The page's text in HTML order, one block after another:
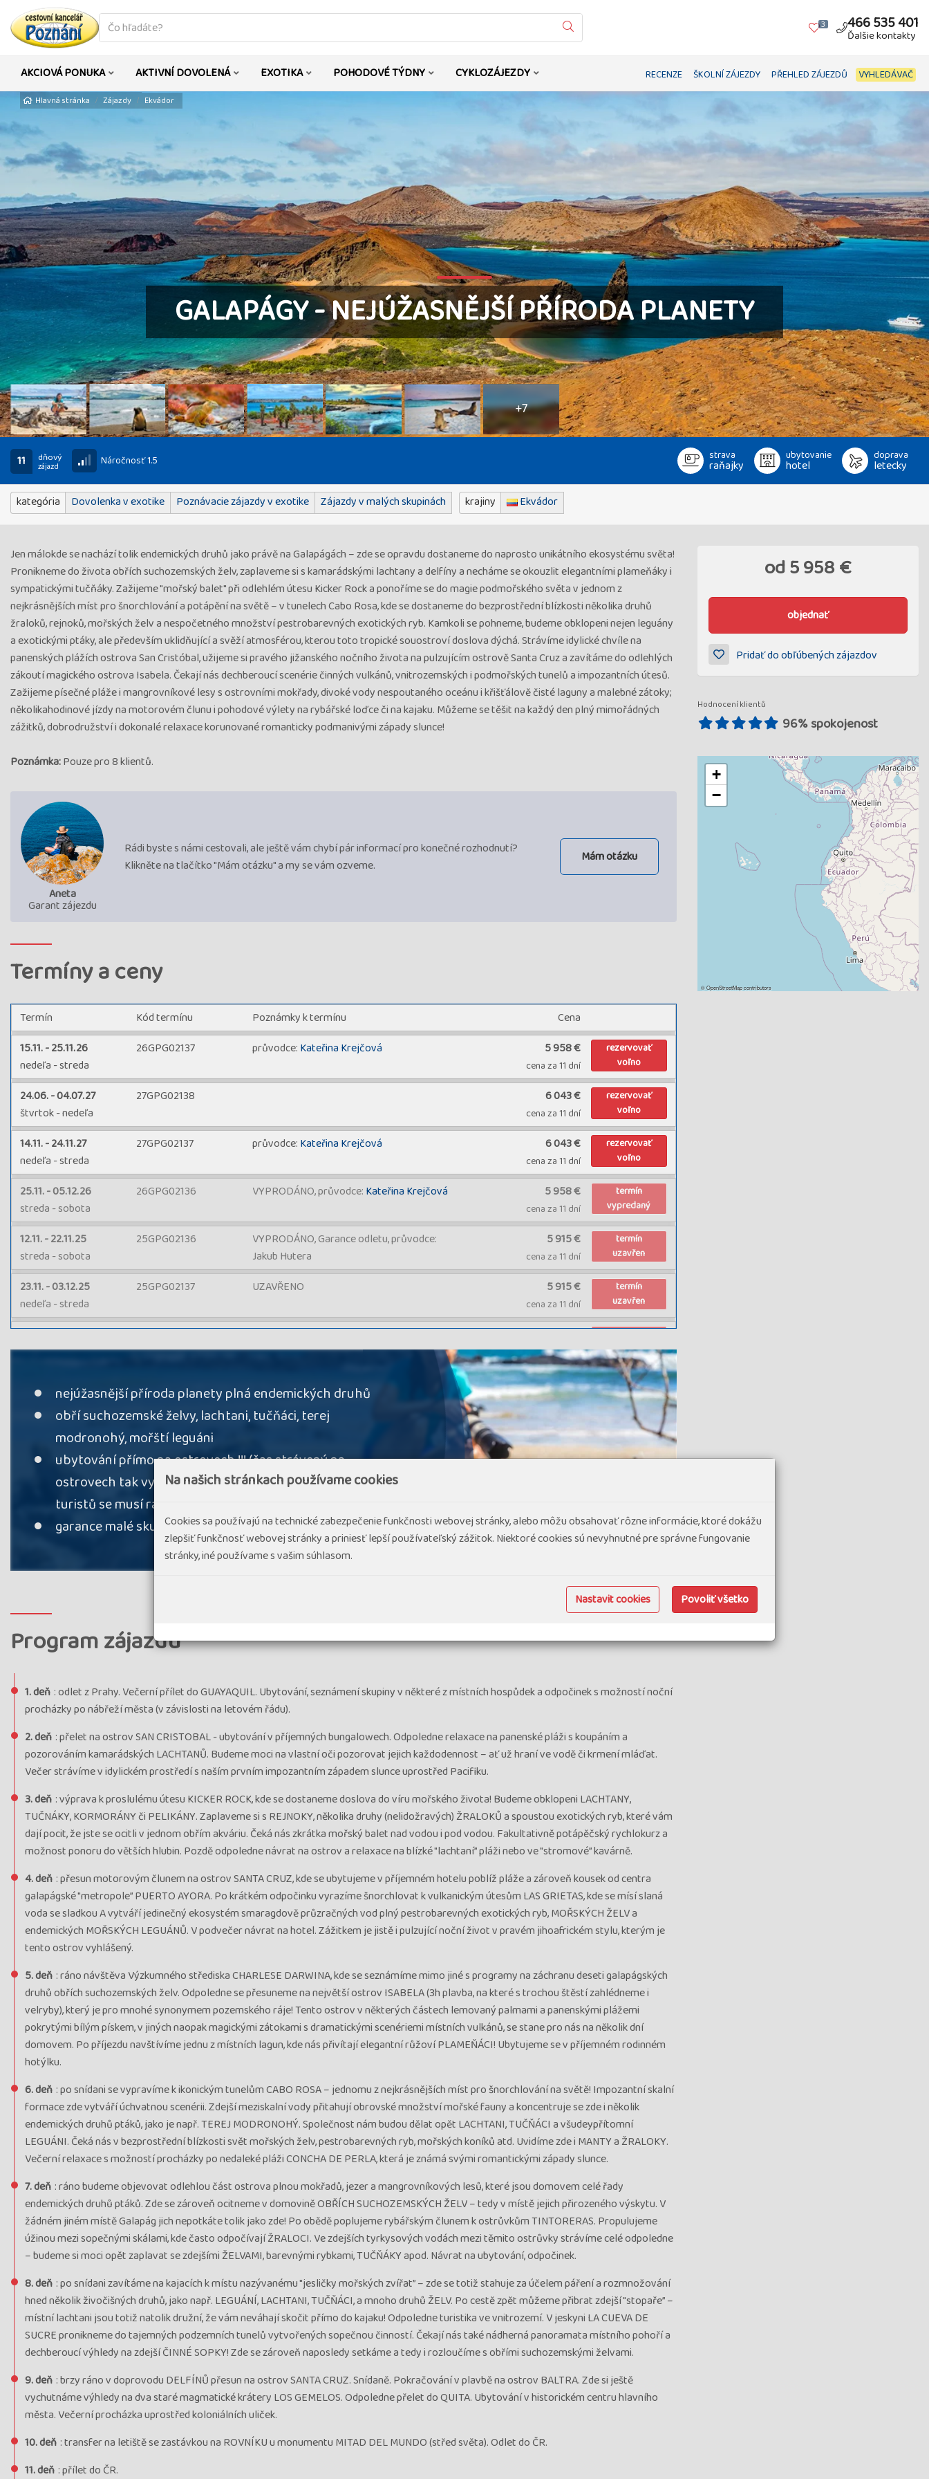
co
hledáte
Vyhledat 3 466 535 401
Ďalšie kontakty
AKCIOVÁ PONUKA AKTIVNÍ DOVOLENÁ EXOTIKA POHODOVÉ TÝDNY CYKLOZÁJEZDY RECENZE ŠKOLNÍ ZÁJEZDY PŘEHLED ZÁJEZDŮ VYHLEDÁVAČ
Hlavná stránka Zájazdy Ekvádor
GALAPÁGY - NEJÚŽASNĚJŠÍ PŘÍRODA PLANETY
+7
11 dňový
zájazd Náročnosť 1.5 strava
raňajky
ubytovanie
hotel
doprava
letecky
kategória Dovolenka v exotike Poznávacie zájazdy v exotike Zájazdy v malých skupinách krajiny Ekvádor
od5 958 €
objednať
Pridať do obľúbených zájazdov
Hodnocení klientů
96% spokojenost
+
−
©OpenStreetMapcontributors
Jen málokde se nachází tolik endemických druhů jako právě na Galapágách – zde se opravdu dostaneme do naprosto unikátního ekosystému světa!
Pronikneme do života obřích suchozemských želv, zaplaveme si s kamarádskými lachtany a delfíny a necháme se okouzlit elegantními plameňáky i
sympatickými tučňáky. Zažijeme "mořský balet" při odlehlém útesu Kicker Rock a ponoříme se do magie podmořského světa v jednom z
nejkrásnějších míst pro šnorchlování a potápění na světě – v tunelech Cabo Rosa, kde se dostaneme do bezprostřední blízkosti několika druhů
žraloků, rejnoků, mořských želv a nespočetného množství pestrobarevných exotických ryb. Kamkoli se pohneme, budeme obklopeni nejen leguány
a exotickými ptáky, ale především uklidňující a svěží atmosférou, kterou toto tropické souostroví doslova dýchá. Strávíme idylické chvíle na
panenských plážích ostrova San Cristóbal, užijeme si pravého jižanského nočního života na pulzujícím ostrově Santa Cruz a zavítáme do odlehlých
zákoutí magického ostrova Isabela. Čekají nás dechberoucí scenérie činných vulkánů, vnitrozemských i podmořských tunelů a impozantních útesů.
Zažijeme písečné pláže i mangrovníkové lesy s ostrovními mokřady, divoké vody nespoutaného oceánu i křišťálově čisté laguny a malebné zátoky;
několikahodinové jízdy na motorovém člunu i pohodové výlety na rybářské loďce či na kajaku. Můžeme se těšit na každý den plný mimořádných
zážitků, dobrodružství i dokonalé relaxace korunované romanticky podmanivými západy slunce!
Poznámka:Pouze pro 8 klientů.
Aneta
Garant zájezdu
Rádi byste s námi cestovali, ale ještě vám chybí pár informací pro konečné rozhodnutí?
Klikněte na tlačítko "Mám otázku" a my se vám ozveme.
Mám otázku
Termíny a ceny
Termín Poznámky k termínu
Kód termínu Cena
12.11. - 22.11.25
streda - sobota
VYPRODÁNO, Garance odletu, průvodce:
Jakub Hutera
25GPG02136 5 915 €
cena za 11 dní
termín
uzavřen
23.11. - 03.12.25
nedeľa - streda
UZAVŘENO
25GPG02137 5 915 €
cena za 11 dní
termín
uzavřen
25.06. - 05.07.26
štvrtok - nedeľa
VYPRODÁNO, Garance odletu, průvodce:
Vladimír Lemberk
26GPG02138 5 958 €
cena za 11 dní
uzavřen
15.11. - 25.11.26
nedeľa - streda
průvodce: Kateřina Krejčová
26GPG02137 5 958 €
cena za 11 dní
rezervovať
voľno
25.11. - 05.12.26
streda - sobota
VYPRODÁNO, průvodce: Kateřina Krejčová
26GPG02136 5 958 €
cena za 11 dní
termín
vypredaný
24.06. - 04.07.27
štvrtok - nedeľa
27GPG02138 6 043 €
cena za 11 dní
rezervovať
voľno
14.11. - 24.11.27
nedeľa - streda
průvodce: Kateřina Krejčová
27GPG02137 6 043 €
cena za 11 dní
rezervovať
voľno
nejúžasnější příroda planety plná endemických druhů
obří suchozemské želvy, lachtani, tučňáci, terej
modronohý, mořští leguáni
ubytování přímo na ostrovech !!! (čas strávený na
ostrovech tak využíváme na maximum, zatímco většina
turistů se musí ráno a večer přesouvat na lodě)
garance malé skupiny max. 8 klientů
Program zájazdu
1. deň : odlet z Prahy. Večerní přílet do GUAYAQUIL. Ubytování, seznámení skupiny v některé z místních hospůdek a odpočinek s možností noční
procházky po nábřeží města (v závislosti na letovém řádu).
2. deň : přelet na ostrov SAN CRISTOBAL - ubytování v příjemných bungalowech. Odpoledne relaxace na panenské pláži s koupáním a
pozorováním kamarádských LACHTANŮ. Budeme moci na vlastní oči pozorovat jejich každodennost – ať už hraní ve vodě či krmení mláďat.
Večer strávíme v idylickém prostředí s naším prvním impozantním západem slunce uprostřed Pacifiku.
3. deň : výprava k proslulému útesu KICKER ROCK, kde se dostaneme doslova do víru mořského života! Budeme obklopeni LACHTANY,
TUČNÁKY, KORMORÁNY či PELIKÁNY. Zaplaveme si s REJNOKY, několika druhy (nelidožravých) ŽRALOKŮ a spoustou exotických ryb, které vám
dají pocit, že jste se ocitli v jednom obřím akváriu. Čeká nás zkrátka mořský balet nad vodou i pod vodou. Fakultativně potápěčský rychlokurz a
možnost ponoru do větších hlubin. Pozdě odpoledne návrat na ostrov a relaxace na blízké "lachtaní” pláži nebo ve "stromové” kavárně.
4. deň : přesun motorovým člunem na ostrov SANTA CRUZ, kde se ubytujeme v příjemném hotelu poblíž pláže a zároveň kousek od centra
galapágské "metropole” PUERTO AYORA. Po krátkém odpočinku vyrazíme šnorchlovat k vulkanickým útesům LAS GRIETAS, kde se mísí slaná
voda se sladkou A vytváří jedinečný ekosystém smaragdově průzračných vod plný pestrobarevných exotických ryb, MOŘSKÝCH ŽELV a
endemických MOŘSKÝCH LEGUÁNŮ. V podvečer návrat na hotel. Zážitkem je jistě i pulzující noční život v pravém jihoafrickém stylu, kterým je
tento ostrov vyhlášený.
5. deň : ráno návštěva Výzkumného střediska CHARLESE DARWINA, kde se seznámíme mimo jiné s programy na záchranu deseti galapágských
druhů obřích suchozemských želv. Odpoledne se přesuneme na největší ostrov ISABELA (3h plavba, na které s trochou štěstí zahlédneme i
velryby), který je pro mnohé synonymem pozemského ráje! Tento ostrov v některých částech lemovaný palmami a panenskými plážemi
pokrytými bílým pískem, v jiných naopak magickými zátokami s dramatickými scenériemi místních vulkánů, se stane pro nás na několik dní
domovem. Po příjezdu navštívíme jednu z místních lagun, kde nás přivítají elegantní růžoví PLAMEŇÁCI! Ubytujeme se v příjemném rodinném
hotýlku.
6. deň : po snídani se vypravíme k ikonickým tunelům CABO ROSA – jednomu z nejkrásnějších míst pro šnorchlování na světě! Impozantní skalní
formace zde vytváří úchvatnou scenérii. Zdejší meziskalní vody přitahují obrovské množství mořské fauny a koncentruje se zde i několik
endemických druhů ptáků, jako je např. TEREJ MODRONOHÝ. Společnost nám budou dělat opět LACHTANI, TUČŇÁCI a všudeypřítomní
LEGUÁNI. Čeká nás v bezprostřední blízkosti svět mořských želv, pestrobarevných ryb, mořských koníků atd. Uvidíme zde i MANTY a ŽRALOKY.
Večerní relaxace s možností procházky po nedaleké pláži CONCHA DE PERLA, která je známá svými romantickými západy slunce.
7. deň : ráno budeme objevovat odlehlou část ostrova plnou mokřadů, jezer a mangrovníkových lesů, které jsou domovem celé řady
endemických druhů ptáků. Zde se zároveň ocitneme v domovině OBŘÍCH SUCHOZEMSKÝCH ŽELV – tedy v místě jejich přirozeného výskytu. V
žádném jiném místě Galapág jich nepotkáte tolik jako zde! Po obědě poplujeme rybářským člunem k ostrůvkům TINTORERAS. Propulujeme
úžinou mezi sopečnými skálami, kde často odpočívají ŽRALOCI. Ve zdejších tyrkysových vodách mezi těmito ostrůvky strávíme celé odpoledne
– budeme si moci opět zaplavat se zdejšími ŽELVAMI, barevnými rybkami, TUČŇÁKY apod. Návrat na ubytování, odpočinek.
8. deň : po snídani zavítáme na kajacích k místu nazývanému "jesličky mořských zvířat” – zde se totiž stahuje za účelem páření a rozmnožování
hned několik živočišných druhů, jako např. LEGUÁNÍ, LACHTANI, TUČŇÁCI, a mnoho druhů ŽELV. Po cestě zpět můžeme přibrat zdejší "stopaře” –
místní lachtani jsou totiž natolik družní, že vám neváhají skočit přímo do kajaku! Odpoledne turistika ve vnitrozemí. V jeskyni LA CUEVA DE
SUCRE pronikneme do tajemných podzemních tunelů vytvořených sopečnou činností. Čekají nás také nádherná panoramata místního pohoří a
dechberoucí výhledy na zdejší ČINNÉ SOPKY! Zde se zároveň naposledy setkáme a tedy i rozloučíme s obřími suchozemskými želvami.
9. deň : brzy ráno v doprovodu DELFÍNŮ přesun na ostrov SANTA CRUZ. Snídaně. Pokračování v plavbě na ostrov BALTRA. Zde si ještě
vychutnáme výhledy na dva staré magmatické krátery LOS GEMELOS. Odpoledne přelet do QUITA. Ubytování v historickém centru hlavního
města. Večerní procházka uprostřed koloniálních uliček.
10. deň : transfer na letiště se zastávkou na ROVNÍKU u monumentu MITAD DEL MUNDO (střed světa). Odlet do ČR.
11. deň : přílet do ČR.
Na našich stránkach používame cookies
Cookies sa používajú na technické zabezpečenie funkčnosti webovej stránky, alebo môžu obsahovať rôzne informácie, ktoré dokážu
zlepšiť funkčnosť webovej stránky a priniesť lepší používateľský zážitok. Niektoré cookies sú nevyhnutné pre správne fungovanie
stránky, iné používame s vašim súhlasom.
Nastavit cookies Povoliť všetko